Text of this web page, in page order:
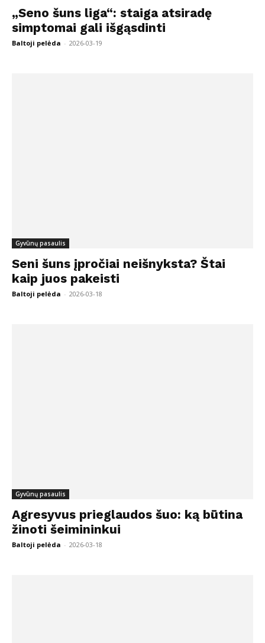
„Seno šuns liga“: staiga atsiradę
simptomai gali išgąsdinti
Baltoji pelėda - 2026-03-19
Gyvūnų pasaulis
Seni šuns įpročiai neišnyksta? Štai
kaip juos pakeisti
Baltoji pelėda - 2026-03-18
Gyvūnų pasaulis
Agresyvus prieglaudos šuo: ką būtina
žinoti šeimininkui
Baltoji pelėda - 2026-03-18